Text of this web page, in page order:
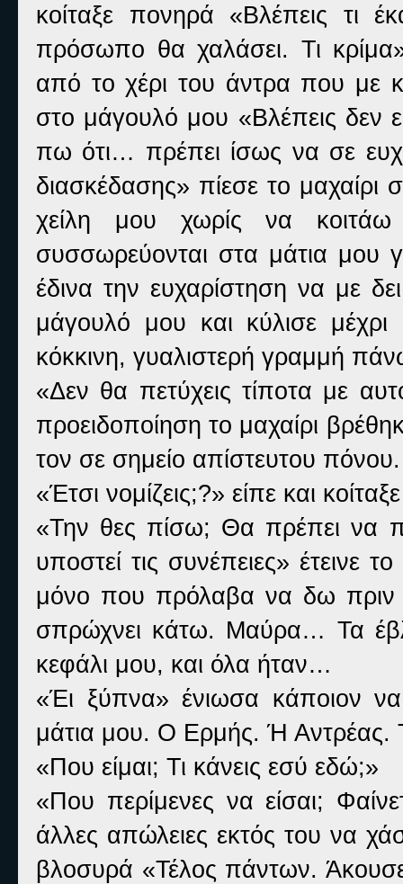
κοίταξε πονηρά «Βλέπεις τι
πρόσωπο θα χαλάσει. Τι κρίμα»
από το χέρι του άντρα που με
στο μάγουλό μου «Βλέπεις
πω ότι… πρέπει ίσως να σε
διασκέδασης» πίεσε το
χείλη μου χωρίς να
συσσωρεύονται στα μάτια μου
έδινα την ευχαρίστηση να με
μάγουλό μου και κύλισε
κόκκινη, γυαλιστερή γραμμή
«Δεν θα πετύχεις τίποτα με
προειδοποίηση το μαχαίρι
τον σε σημείο απίστευτου πόνου.
«Έτσι νομίζεις;?» είπε και
«Την θες πίσω; Θα πρέπει να
υποστεί τις συνέπειες» έτεινε
μόνο που πρόλαβα να δω πριν
σπρώχνει κάτω. Μαύρα… Τα
κεφάλι μου, και όλα ήταν…
«Έι ξύπνα» ένιωσα κάποιον
μάτια μου. Ο Ερμής. Ή Αντρέας.
«Που είμαι; Τι κάνεις εσύ εδώ;»
«Που περίμενες να είσαι;
άλλες απώλειες εκτός του να
βλοσυρά «Τέλος πάντων.